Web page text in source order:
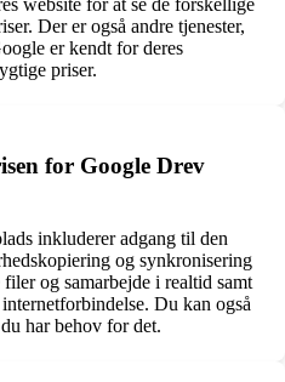
Der er også andre tjenester,
er kendt for deres
priser.
for Google Drev
inkluderer adgang til den
og synkronisering
og samarbejde i realtid samt
Du kan også
har behov for det.